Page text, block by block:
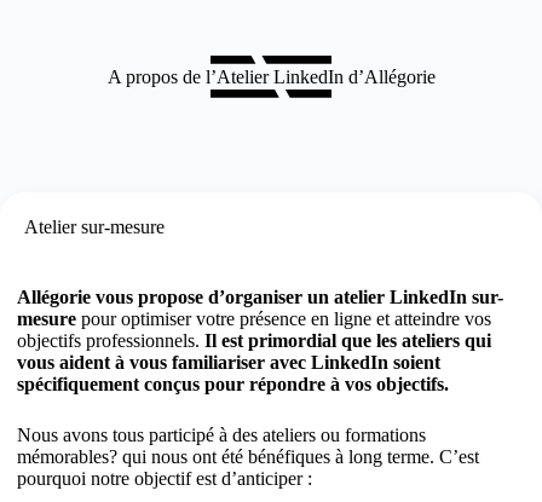
A propos de l’Atelier LinkedIn d’Allégorie
Atelier sur-mesure
Allégorie vous propose d’organiser un atelier LinkedIn sur-
mesure pour optimiser votre présence en ligne et atteindre vos
objectifs professionnels. Il est primordial que les ateliers qui
vous aident à vous familiariser avec LinkedIn soient
spécifiquement conçus pour répondre à vos objectifs.
Nous avons tous participé à des ateliers ou formations
mémorables? qui nous ont été bénéfiques à long terme. C’est
pourquoi notre objectif est d’anticiper :